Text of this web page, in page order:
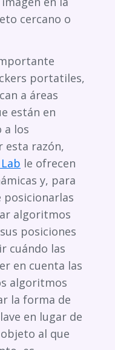
cercano o
portatiles,
a áreas
están en
a los
esta razón,
le ofrecen
y, para
algoritmos
posiciones
cuándo las
en cuenta las
algoritmos
la forma de
en lugar de
al que